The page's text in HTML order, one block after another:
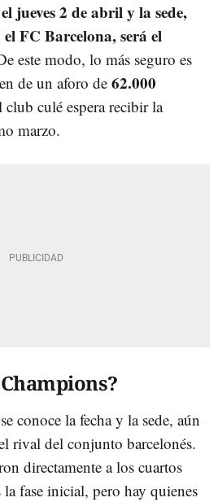
el jueves 2 de abril y la sede,
FC Barcelona, será el
este modo, lo más seguro es
de un aforo de 62.000
club culé espera recibir la
marzo.
conoce la fecha y la sede, aún
rival del conjunto barcelonés.
directamente a los cuartos
la fase inicial, pero hay quienes